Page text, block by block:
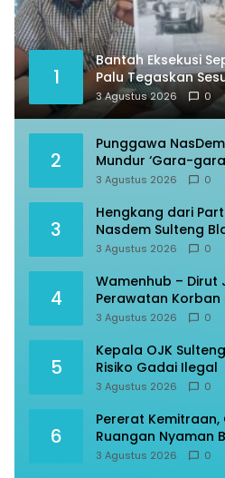
1
Bantah Eksekusi
Palu Tegaskan
3 Agustus 2026 0
2
Punggawa
Mundur ‘Gara-
3 Agustus 2026 0
3
Hengkang dari
Nasdem Sulteng
3 Agustus 2026 0
4
Wamenhub – Dirut
Perawatan Korban
Optimal
3 Agustus 2026 0
5
Kepala OJK
Risiko Gadai Ilegal
3 Agustus 2026 0
6
Pererat Kemitraan,
Ruangan Nyaman
3 Agustus 2026 0